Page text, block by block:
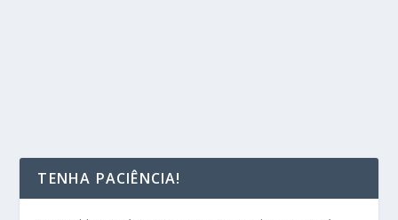
TENHA PACIÊNCIA!